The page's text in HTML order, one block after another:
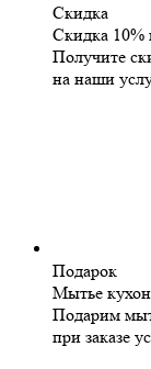
Скидка
Скидка 10%
Получите
на наши
Подарок
Мытье
Подарим
при заказе